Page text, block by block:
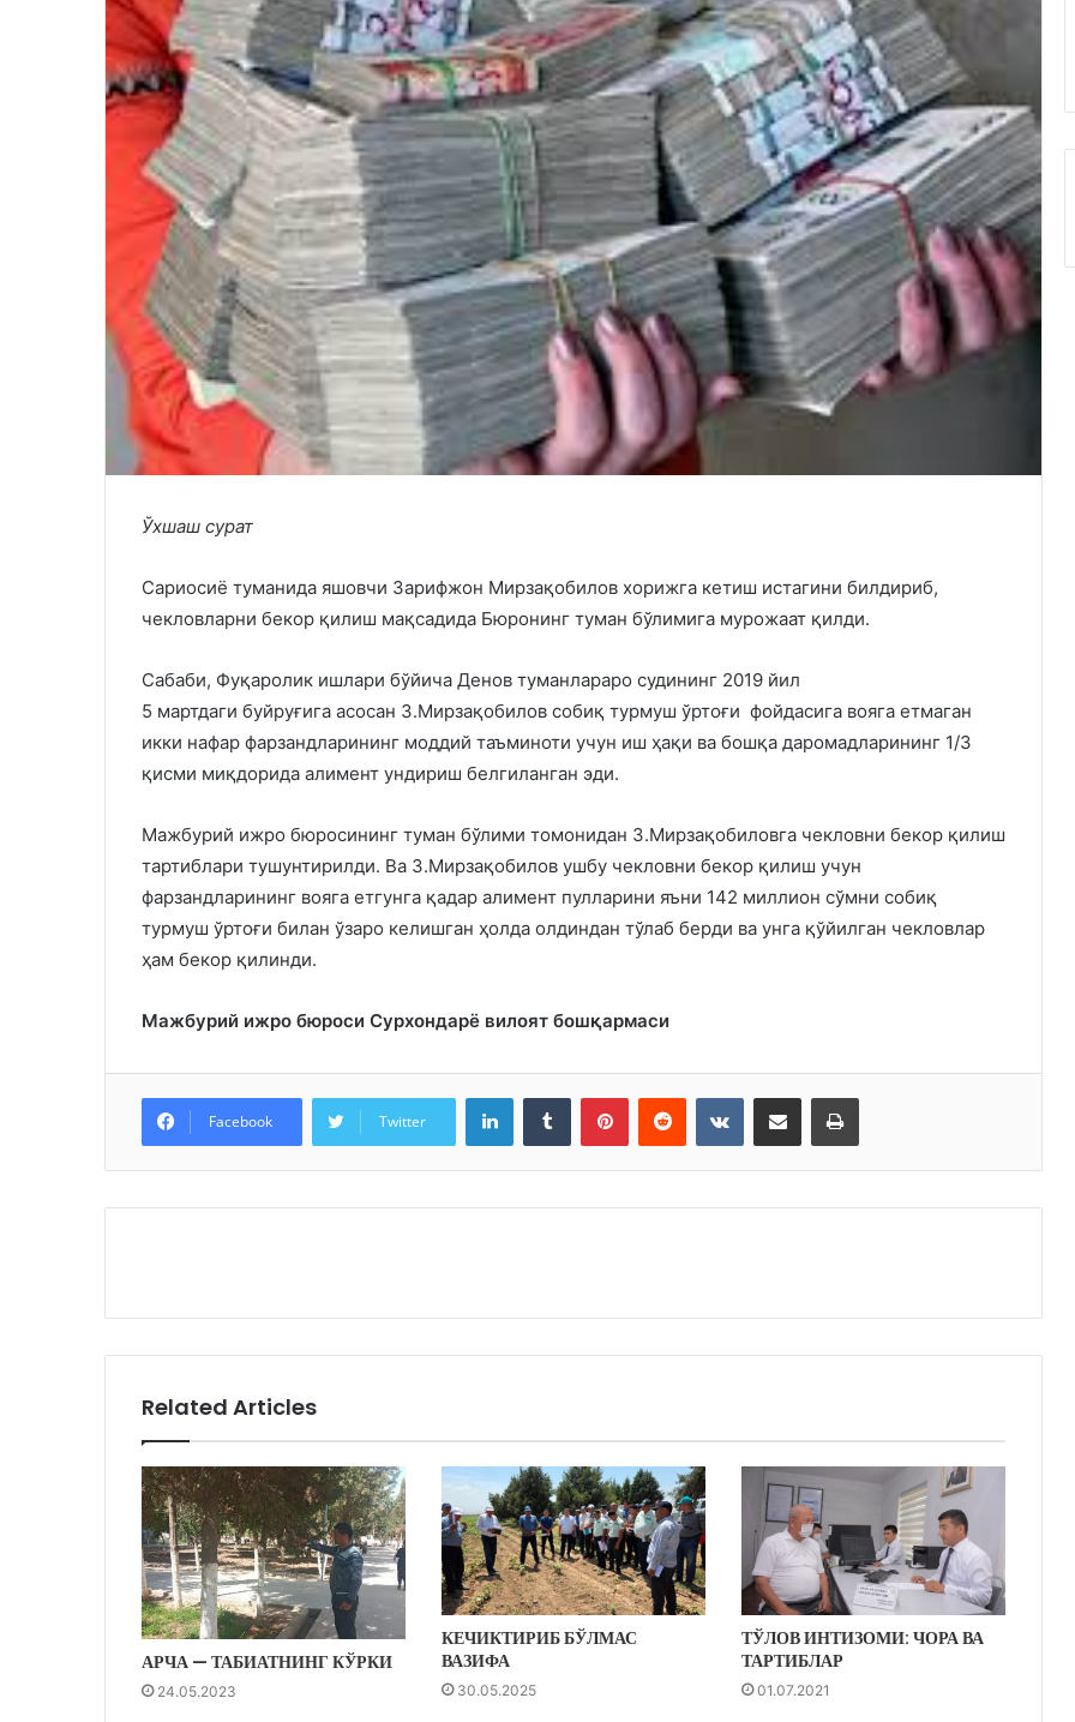
Ўхшаш сурат
Сариосиё туманида яшовчи Зарифжон Мирзақобилов хорижга кетиш истагини билдириб,
чекловларни бекор қилиш мақсадида Бюронинг туман бўлимига мурожаат қилди.
Сабаби, Фуқаролик ишлари бўйича Денов туманлараро судининг 2019 йил
5 мартдаги буйруғига асосан З.Мирзақобилов собиқ турмуш ўртоғи фойдасига вояга етмаган
икки нафар фарзандларининг моддий таъминоти учун иш ҳақи ва бошқа даромадларининг 1/3
қисми миқдорида алимент ундириш белгиланган эди.
Мажбурий ижро бюросининг туман бўлими томонидан З.Мирзақобиловга чекловни бекор қилиш
тартиблари тушунтирилди. Ва З.Мирзақобилов ушбу чекловни бекор қилиш учун
фарзандларининг вояга етгунга қадар алимент пулларини яъни 142 миллион сўмни собиқ
турмуш ўртоғи билан ўзаро келишган ҳолда олдиндан тўлаб берди ва унга қўйилган чекловлар
ҳам бекор қилинди.
Мажбурий ижро бюроси Сурхондарё вилоят бошқармаси
Facebook Twitter
LinkedInTumblr PinterestReddit VKontakteShare via Email Print
Related Articles
АРЧА — ТАБИАТНИНГ КЎРКИ
24.05.2023
КЕЧИКТИРИБ БЎЛМАС
ВАЗИФА
30.05.2025
ТЎЛОВ ИНТИЗОМИ: ЧОРА ВА
ТАРТИБЛАР
01.07.2021